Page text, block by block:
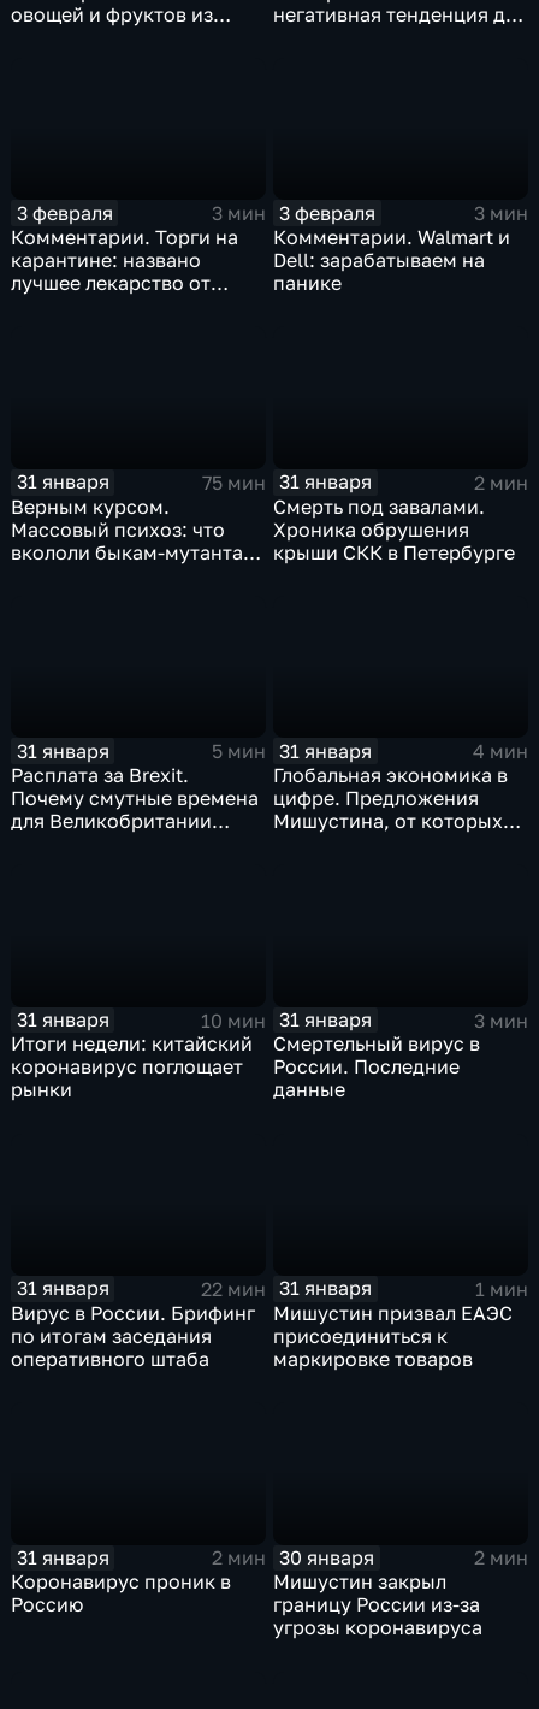
овощей и фруктов из
негативная тенденция для
3 февраля
3 мин
Комментарии. Торги на
карантине: названо
лучшее лекарство от
3 февраля
3 мин
Комментарии. Walmart и
Dell: зарабатываем на
панике
31 января
75 мин
Верным курсом.
Массовый психоз: что
вкололи быкам-мутантам,
31 января
2 мин
Смерть под завалами.
Хроника обрушения
крыши СКК в Петербурге
31 января
5 мин
Расплата за Brexit.
Почему смутные времена
для Великобритании
31 января
4 мин
Глобальная экономика в
цифре. Предложения
Мишустина, от которых
31 января
10 мин
Итоги недели: китайский
коронавирус поглощает
рынки
31 января
3 мин
Смертельный вирус в
России. Последние
данные
31 января
22 мин
Вирус в России. Брифинг
по итогам заседания
оперативного штаба
31 января
1 мин
Мишустин призвал ЕАЭС
присоединиться к
маркировке товаров
31 января
2 мин
Коронавирус проник в
Россию
30 января
2 мин
Мишустин закрыл
границу России из-за
угрозы коронавируса